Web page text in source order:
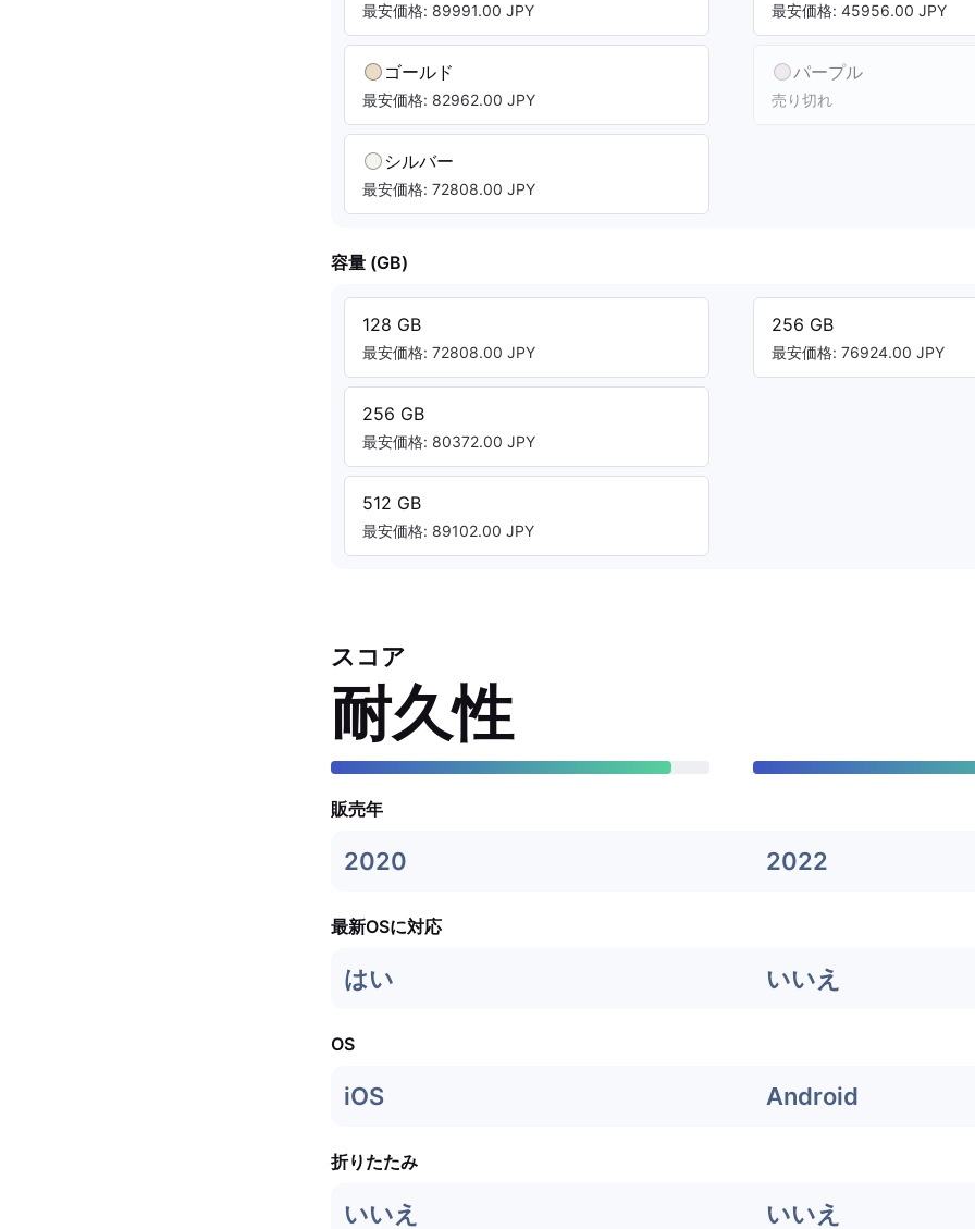
最安価格: 89991.00 JPY
ゴールド
最安価格: 82962.00 JPY
シルバー
最安価格: 72808.00 JPY
最安価格: 45956.00 JPY
パープル
売り切れ
容量 (GB)
128 GB
最安価格: 72808.00 JPY
256 GB
最安価格: 80372.00 JPY
512 GB
最安価格: 89102.00 JPY
256 GB
最安価格: 76924.00 JPY
スコア
耐久性
販売年
2020 2022
最新OSに対応
はい いいえ
OS
iOS Android
折りたたみ
いいえ いいえ